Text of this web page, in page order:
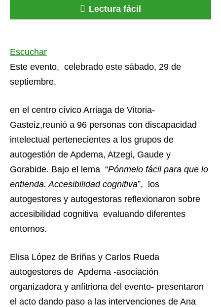
Lectura fácil
Escuchar
Este evento, celebrado este sábado, 29 de
septiembre,
en el centro cívico Arriaga de Vitoria-
Gasteiz,reunió a 96 personas con discapacidad
intelectual pertenecientes a los grupos de
autogestión de Apdema, Atzegi, Gaude y
Gorabide. Bajo el lema “Pónmelo fácil para que lo
entienda. Accesibilidad cognitiva”, los
autogestores y autogestoras reflexionaron sobre
accesibilidad cognitiva evaluando diferentes
entornos.
Elisa López de Briñas y Carlos Rueda
autogestores de Apdema -asociación
organizadora y anfitriona del evento- presentaron
el acto dando paso a las intervenciones de Ana